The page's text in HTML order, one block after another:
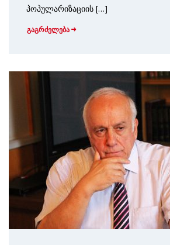
პოპულარიზაციის […]
გაგრძელება